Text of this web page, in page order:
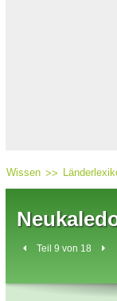
Wissen
Teil 9 von 18